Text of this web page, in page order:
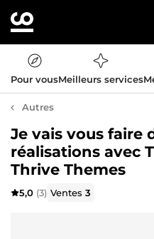
Pour vousMeilleurs services
Autres
Je vais vous faire
réalisations avec
Thrive Themes
5,0 (3) Ventes3